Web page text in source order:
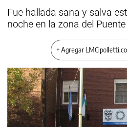
Fue hallada sana y salva
noche en la zona del
+ Agregar